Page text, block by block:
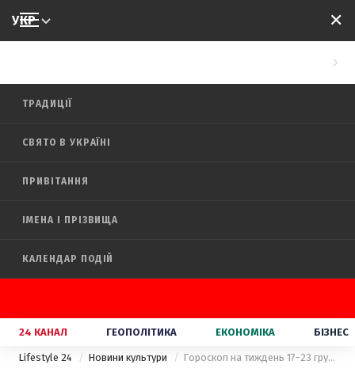
УКР ✕
ТРАДИЦІЇ
СВЯТО В УКРАЇНІ
ПРИВІТАННЯ
ІМЕНА І ПРІЗВИЩА
КАЛЕНДАР ПОДІЙ
24 КАНАЛ ГЕОПОЛІТИКА ЕКОНОМІКА БІЗНЕС
Lifestyle 24 Новини культури Гороскоп на тиждень 17-23 грудня 2018 для всіх знаків Зодіаку